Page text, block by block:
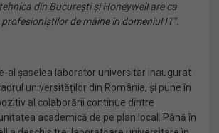
din București și Honeywell are ca
de mâine în domeniul IT”.
al șaselea laborator universitar inaugurat
universităților din România, și pune în
al colaborării continue dintre
academică de pe plan local. Până în